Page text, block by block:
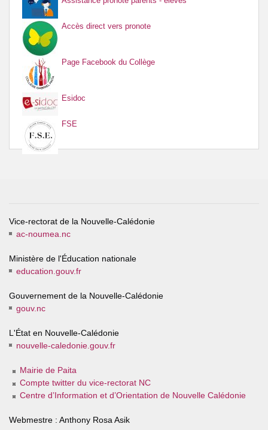
Accès direct vers pronote
Page Facebook du Collège
Esidoc
FSE
Vice-rectorat de la Nouvelle-Calédonie
ac-noumea.nc
Ministère de l'Éducation nationale
education.gouv.fr
Gouvernement de la Nouvelle-Calédonie
gouv.nc
L'État en Nouvelle-Calédonie
nouvelle-caledonie.gouv.fr
Mairie de Paita
Compte twitter du vice-rectorat NC
Centre d’Information et d’Orientation de Nouvelle Calédonie
Webmestre : Anthony Rosa Asik